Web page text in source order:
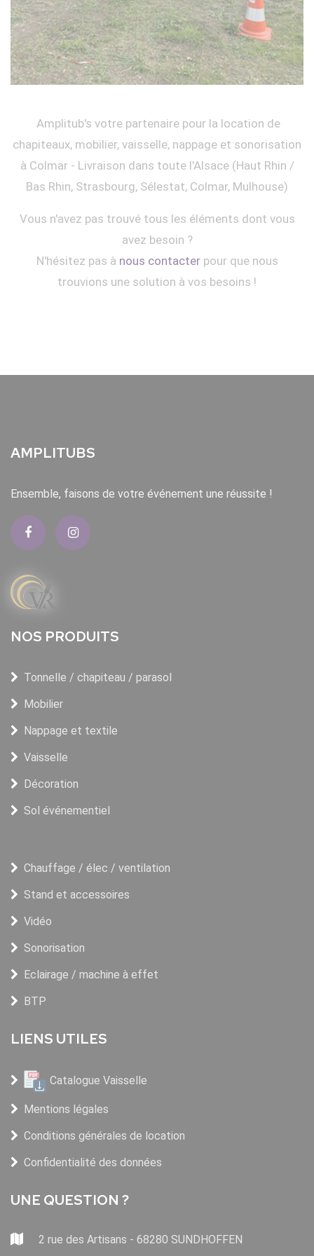
Amplitub's votre partenaire pour la location de
chapiteaux, mobilier, vaisselle, nappage et sonorisation
à Colmar - Livraison dans toute l'Alsace (Haut Rhin /
Bas Rhin, Strasbourg, Sélestat, Colmar, Mulhouse)
Vous n'avez pas trouvé tous les éléments dont vous
avez besoin ?
N'hésitez pas à nous contacterpour que nous
trouvions une solution à vos besoins !
AMPLITUBS
Ensemble, faisons de votre événement une réussite !
NOS PRODUITS
Tonnelle / chapiteau / parasol
Mobilier
Nappage et textile
Vaisselle
Décoration
Sol événementiel
Chauffage / élec / ventilation
Stand et accessoires
Vidéo
Sonorisation
Eclairage / machine à effet
BTP
LIENS UTILES
Catalogue Vaisselle
Mentions légales
Conditions générales de location
Confidentialité des données
UNE QUESTION ?
2 rue des Artisans - 68280 SUNDHOFFEN